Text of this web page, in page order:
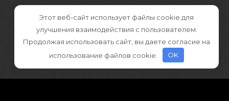
Этот веб-сайт использует файлы cookie для
улучшения взаимодействия с пользователем.
Продолжая использовать сайт, вы даете согласие на
использование файлов cookie.
OK